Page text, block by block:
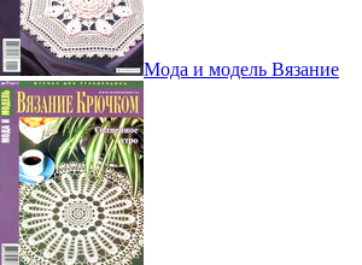
Мода и модель Вязание